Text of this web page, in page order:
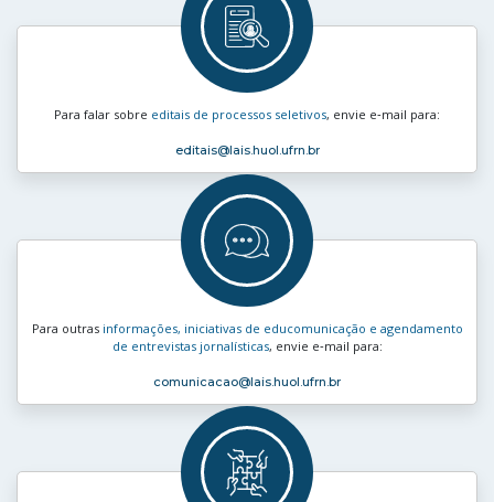
Para falar sobre editais de processos seletivos, envie e‑mail para:
editais@lais.huol.ufrn.br
Para outras informações, iniciativas de educomunicação e agendamento
de entrevistas jornalísticas, envie e‑mail para:
comunicacao@lais.huol.ufrn.br